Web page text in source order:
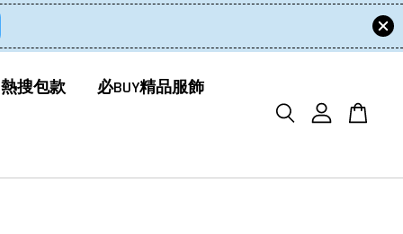
搜包款 必BUY精品服飾